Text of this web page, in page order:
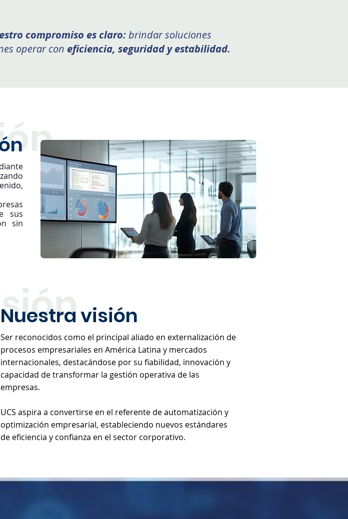
compromiso es claro:brindar soluciones
operar con eficiencia, seguridad y estabilidad.
sus
sin
Ser reconocidos como el principal aliado en externalización de
procesos empresariales en América Latina y mercados
internacionales, destacándose por su fiabilidad, innovación y
capacidad de transformar la gestión operativa de las
empresas.
UCS aspira a convertirse en el referente de automatización y
optimización empresarial, estableciendo nuevos estándares
de eficiencia y confianza en el sector corporativo.
Nuestra visión